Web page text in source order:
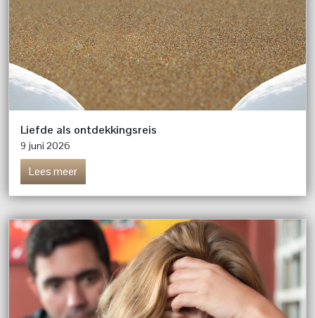
Liefde als ontdekkingsreis
9 juni 2026
Lees meer